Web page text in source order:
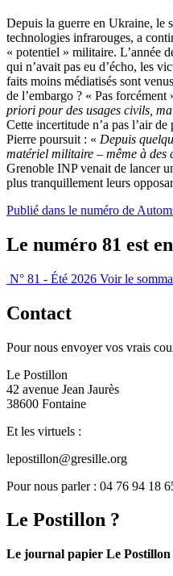
Depuis la guerre en Ukraine, le
technologies infrarouges, a
« potentiel » militaire. L’année
qui n’avait pas eu d’écho, les
faits moins médiatisés sont
de l’embargo ? « Pas
priori pour des usages civils,
Cette incertitude n’a pas l’air
Pierre poursuit : « Depuis
matériel militaire – même à des
Grenoble INP venait de lancer
plus tranquillement leurs
Publié dans le numéro de
Le numéro 81 est
N° 81 - Été 2026 Voir le
Contact
Pour nous envoyer vos vrais
Le Postillon
42 avenue Jean Jaurès
38600 Fontaine
Et les virtuels :
lepostillon@gresille.org
Pour nous parler : 04 76 94 18
Le Postillon ?
Le journal papier Le Postillon